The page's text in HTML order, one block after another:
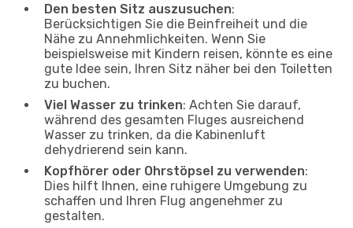
Den besten Sitz auszusuchen:
Berücksichtigen Sie die Beinfreiheit und die
Nähe zu Annehmlichkeiten. Wenn Sie
beispielsweise mit Kindern reisen, könnte es eine
gute Idee sein, Ihren Sitz näher bei den Toiletten
zu buchen.
Viel Wasser zu trinken: Achten Sie darauf,
während des gesamten Fluges ausreichend
Wasser zu trinken, da die Kabinenluft
dehydrierend sein kann.
Kopfhörer oder Ohrstöpsel zu verwenden:
Dies hilft Ihnen, eine ruhigere Umgebung zu
schaffen und Ihren Flug angenehmer zu
gestalten.